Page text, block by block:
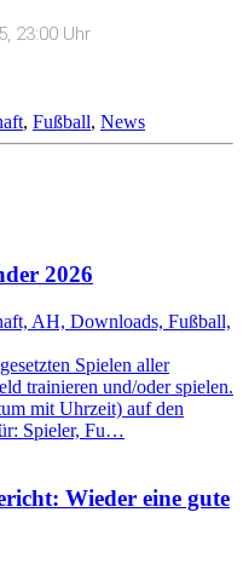
23:00 Uhr
, Fußball, News
2026
AH, Downloads, Fußball,
Spielen aller
trainieren und/oder spielen.
mit Uhrzeit) auf den
Spieler, Fu…
Wieder eine gute